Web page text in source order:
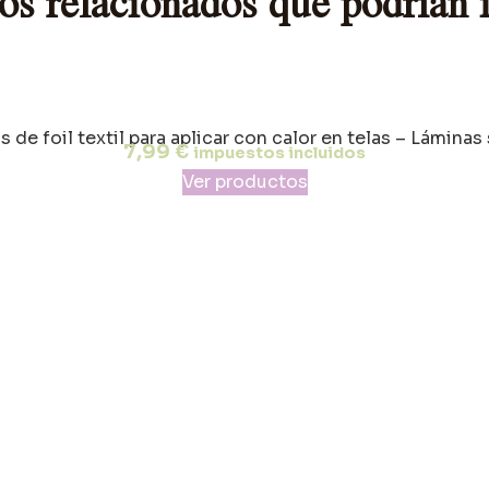
de foil textil para aplicar con calor en telas – Láminas
7,99€ impuestos incluidos
Ver productos